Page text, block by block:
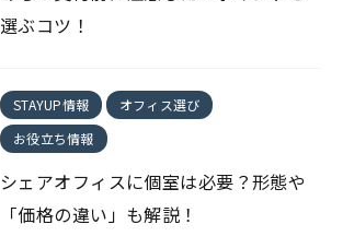
選ぶコツ！
STAYUP情報
オフィス選び
お役立ち情報
シェアオフィスに個室は必要？形態や
「価格の違い」も解説！